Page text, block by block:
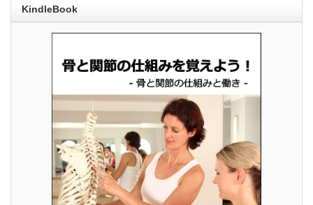
KindleBook